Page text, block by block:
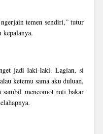
temen sendiri,” tutur
kepalanya.
jadi laki-laki. Lagian, si
ketemu sama aku duluan,
mencomot roti bakar